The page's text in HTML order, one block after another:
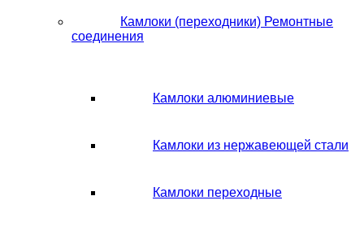
Камлоки (переходники) Ремонтные
соединения
Камлоки алюминиевые
Камлоки из нержавеющей стали
Камлоки переходные